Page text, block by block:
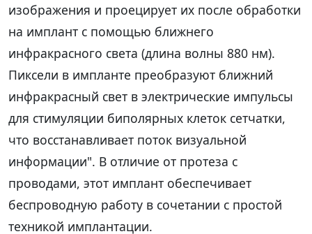
изображения и проецирует их после обработки
на имплант с помощью ближнего
инфракрасного света (длина волны 880 нм).
Пиксели в импланте преобразуют ближний
инфракрасный свет в электрические импульсы
для стимуляции биполярных клеток сетчатки,
что восстанавливает поток визуальной
информации". В отличие от протеза с
проводами, этот имплант обеспечивает
беспроводную работу в сочетании с простой
техникой имплантации.